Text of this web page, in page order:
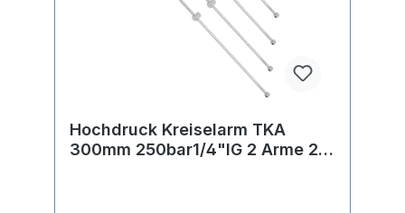
Hochdruck Kreiselarm TKA
300mm 250bar1/4"IG 2 Arme 2